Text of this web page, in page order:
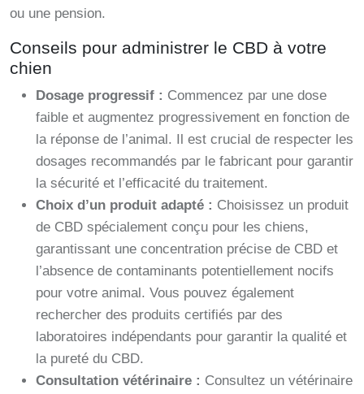
ou une pension.
Conseils pour administrer le CBD à votre
chien
Dosage progressif : Commencez par une dose
faible et augmentez progressivement en fonction de
la réponse de l’animal. Il est crucial de respecter les
dosages recommandés par le fabricant pour garantir
la sécurité et l’efficacité du traitement.
Choix d’un produit adapté : Choisissez un produit
de CBD spécialement conçu pour les chiens,
garantissant une concentration précise de CBD et
l’absence de contaminants potentiellement nocifs
pour votre animal. Vous pouvez également
rechercher des produits certifiés par des
laboratoires indépendants pour garantir la qualité et
la pureté du CBD.
Consultation vétérinaire : Consultez un vétérinaire